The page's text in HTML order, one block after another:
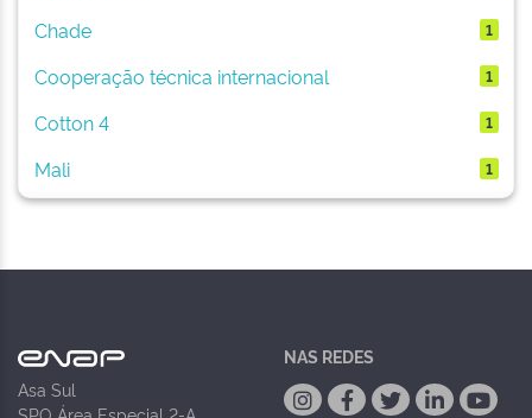
Chade 1
Cooperação técnica internacional 1
Cotton 4 1
Mali 1
Asa Sul
NAS REDES